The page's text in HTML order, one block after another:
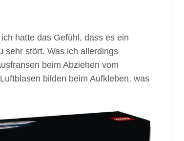
hatte das Gefühl, dass es ein
sehr stört. Was ich allerdings
beim Abziehen vom
bilden beim Aufkleben, was